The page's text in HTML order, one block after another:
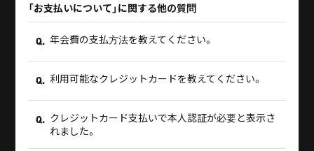
「お支払いについて」に関する他の質問
Q. 年会費の支払方法を教えてください。
Q. 利用可能なクレジットカードを教えてください。
Q. クレジットカード支払いで本人認証が必要と表示さ
れました。